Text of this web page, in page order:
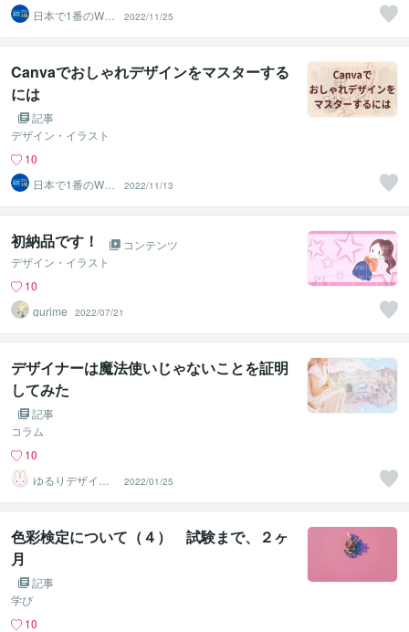
日本で1番のWeb
デザイナー
2022/11/25
Canvaでおしゃれデザインをマスターする
には
記事
デザイン・イラスト
10
日本で1番のWeb
デザイナー
2022/11/13
初納品です！
コンテンツ
デザイン・イラスト
10
gurime
2022/07/21
デザイナーは魔法使いじゃないことを証明
してみた
記事
コラム
10
ゆるりデザイン
＠夏季休暇中
2022/01/25
色彩検定について（４） 試験まで、２ヶ
月
記事
学び
10